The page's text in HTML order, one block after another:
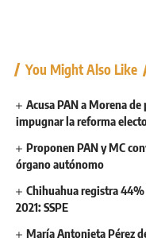
You Might Also Like
Acusa PAN a Morena
impugnar la reforma
Proponen PAN y MC
órgano autónomo
Chihuahua registra
2021: SSPE
María Antonieta Pérez